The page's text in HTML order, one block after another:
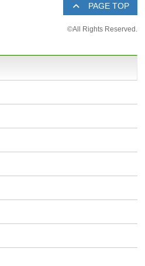
PAGE TOP
©All Rights Reserved.